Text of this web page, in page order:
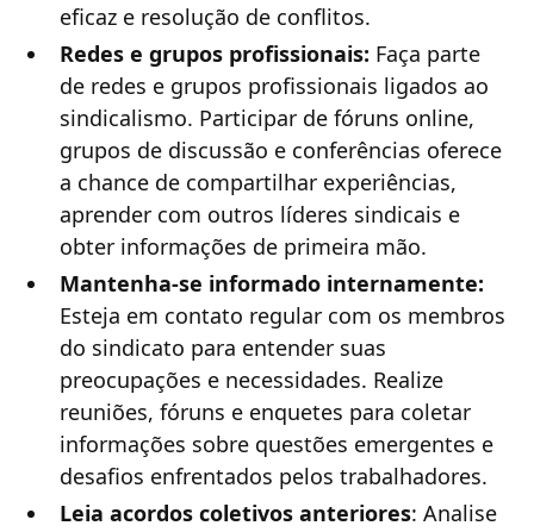
eficaz e resolução de conflitos.
Redes e grupos profissionais: Faça parte
de redes e grupos profissionais ligados ao
sindicalismo. Participar de fóruns online,
grupos de discussão e conferências oferece
a chance de compartilhar experiências,
aprender com outros líderes sindicais e
obter informações de primeira mão.
Mantenha-se informado internamente:
Esteja em contato regular com os membros
do sindicato para entender suas
preocupações e necessidades. Realize
reuniões, fóruns e enquetes para coletar
informações sobre questões emergentes e
desafios enfrentados pelos trabalhadores.
Leia acordos coletivos anteriores: Analise